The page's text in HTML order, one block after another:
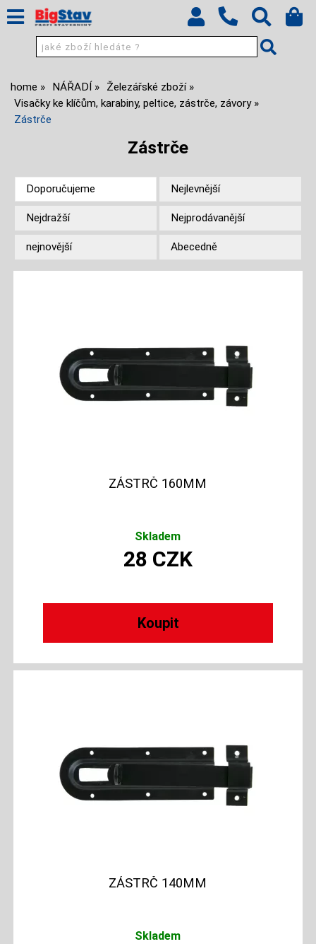
home NÁŘADÍ
Železářské zboží
Visačky ke klíčům, karabiny, peltice, zástrče, závory
Zástrče
Zástrče
Doporučujeme Nejlevnější
Nejdražší Nejprodávanější
nejnovější Abecedně
ZÁSTRČ 160MM
Skladem
28 CZK
ZÁSTRČ 140MM
Skladem